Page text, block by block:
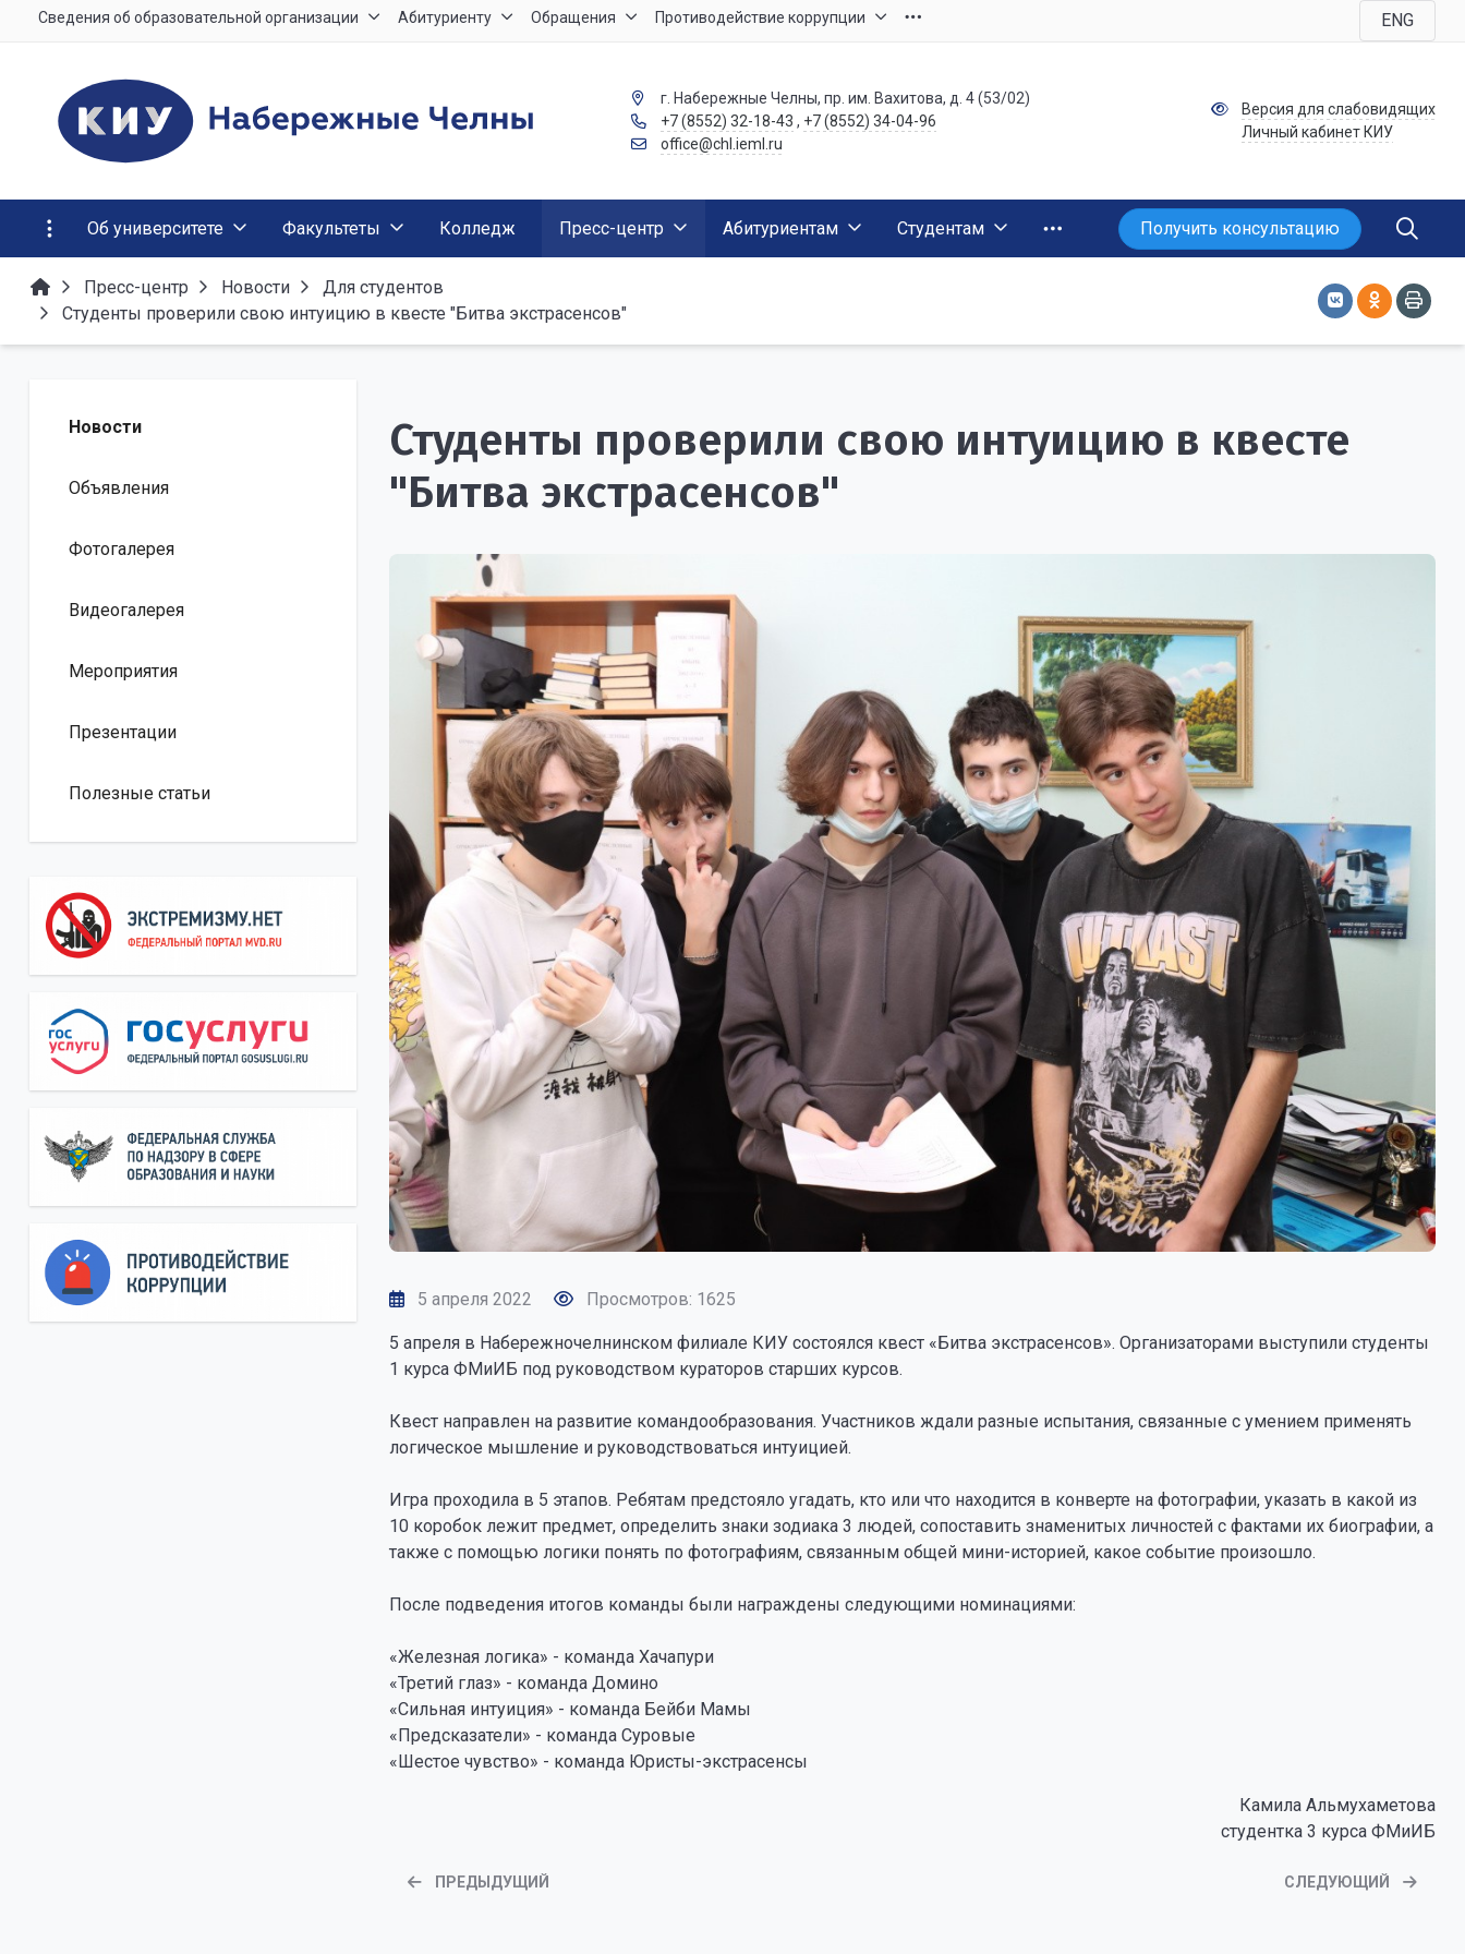
Сведения об образовательной организации Абитуриенту Обращения Противодействие коррупции ENG
г. Набережные Челны, пр. им. Вахитова, д. 4 (53/02)
+7 (8552) 32-18-43 , +7 (8552) 34-04-96
office@chl.ieml.ru
Версия для слабовидящих
Личный кабинет КИУ
Об университете Факультеты Колледж Пресс-центр Абитуриентам Студентам Получить консультацию
Пресс-центр Новости
Для студентов
Студенты проверили свою интуицию в квесте "Битва экстрасенсов"
Новости
Объявления
Фотогалерея
Видеогалерея
Мероприятия
Презентации
Полезные статьи
Студенты проверили свою интуицию в квесте
"Битва экстрасенсов"
5 апреля 2022 Просмотров: 1625
5 апреля в Набережночелнинском филиале КИУ состоялся квест «Битва экстрасенсов». Организаторами выступили студенты
1 курса ФМиИБ под руководством кураторов старших курсов.
Квест направлен на развитие командообразования. Участников ждали разные испытания, связанные с умением применять
логическое мышление и руководствоваться интуицией.
Игра проходила в 5 этапов. Ребятам предстояло угадать, кто или что находится в конверте на фотографии, указать в какой из
10 коробок лежит предмет, определить знаки зодиака 3 людей, сопоставить знаменитых личностей с фактами их биографии, а
также с помощью логики понять по фотографиям, связанным общей мини-историей, какое событие произошло.
После подведения итогов команды были награждены следующими номинациями:
«Железная логика» - команда Хачапури
«Третий глаз» - команда Домино
«Сильная интуиция» - команда Бейби Мамы
«Предсказатели» - команда Суровые
«Шестое чувство» - команда Юристы-экстрасенсы
Камила Альмухаметова
студентка 3 курса ФМиИБ
ПРЕДЫДУЩИЙ СЛЕДУЮЩИЙ